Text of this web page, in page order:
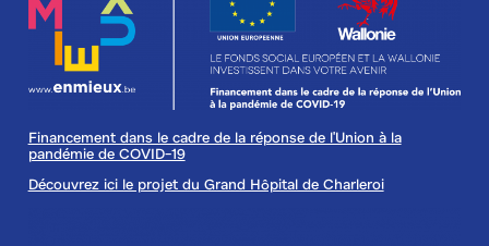
Financement dans le cadre de la réponse de l'Union à la
pandémie de COVID-19
Découvrez ici le projet du Grand Hôpital de Charleroi